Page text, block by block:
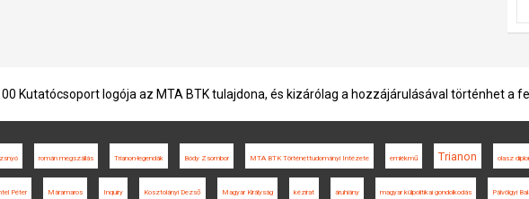
Kutatócsoport logója az MTA BTK tulajdona, és kizárólag a hozzájárulásával történhet a
román megszállás Trianon-legendák Bódy Zsombor MTA BTK Történettudományi Intézete emlékmű Trianon olasz
Péter Máramaros Inquiry Kosztolányi Dezső Magyar Királyság kézirat áruhiány magyar külpolitikai gondolkodás Pálvölgyi